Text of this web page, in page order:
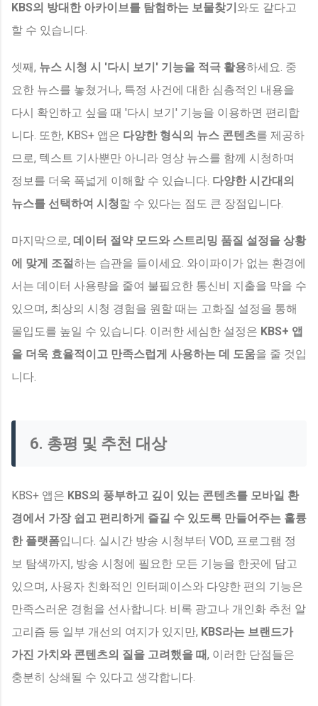
KBS의 방대한 아카이브를 탐험하는 보물찾기와도 같다고
할 수 있습니다.
셋째, 뉴스 시청 시 '다시 보기' 기능을 적극 활용하세요. 중
요한 뉴스를 놓쳤거나, 특정 사건에 대한 심층적인 내용을
다시 확인하고 싶을 때 '다시 보기' 기능을 이용하면 편리합
니다. 또한, KBS+ 앱은 다양한 형식의 뉴스 콘텐츠를 제공하
므로, 텍스트 기사뿐만 아니라 영상 뉴스를 함께 시청하며
정보를 더욱 폭넓게 이해할 수 있습니다. 다양한 시간대의
뉴스를 선택하여 시청할 수 있다는 점도 큰 장점입니다.
마지막으로, 데이터 절약 모드와 스트리밍 품질 설정을 상황
에 맞게 조절하는 습관을 들이세요. 와이파이가 없는 환경에
서는 데이터 사용량을 줄여 불필요한 통신비 지출을 막을 수
있으며, 최상의 시청 경험을 원할 때는 고화질 설정을 통해
몰입도를 높일 수 있습니다. 이러한 세심한 설정은 KBS+ 앱
을 더욱 효율적이고 만족스럽게 사용하는 데 도움을 줄 것입
니다.
6. 총평 및 추천 대상
KBS+ 앱은 KBS의 풍부하고 깊이 있는 콘텐츠를 모바일 환
경에서 가장 쉽고 편리하게 즐길 수 있도록 만들어주는 훌륭
한 플랫폼입니다. 실시간 방송 시청부터 VOD, 프로그램 정
보 탐색까지, 방송 시청에 필요한 모든 기능을 한곳에 담고
있으며, 사용자 친화적인 인터페이스와 다양한 편의 기능은
만족스러운 경험을 선사합니다. 비록 광고나 개인화 추천 알
고리즘 등 일부 개선의 여지가 있지만, KBS라는 브랜드가
가진 가치와 콘텐츠의 질을 고려했을 때, 이러한 단점들은
충분히 상쇄될 수 있다고 생각합니다.